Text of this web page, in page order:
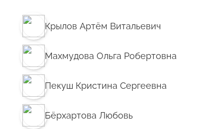
Крылов Артём Витальевич
Махмудова Ольга Робертовна
Пекуш Кристина Сергеевна
Бёрхартова Любовь